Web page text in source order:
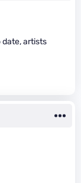
date, artists